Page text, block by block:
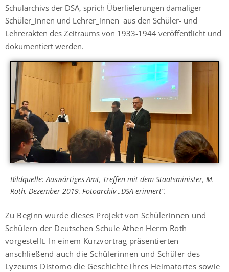
Schularchivs der DSA, sprich Überlieferungen damaliger
Schüler_innen und Lehrer_innen aus den Schüler- und
Lehrerakten des Zeitraums von 1933-1944 veröffentlicht und
dokumentiert werden.
Bildquelle: Auswärtiges Amt, Treffen mit dem Staatsminister, M.
Roth, Dezember 2019, Fotoarchiv „DSA erinnert“.
Zu Beginn wurde dieses Projekt von Schülerinnen und
Schülern der Deutschen Schule Athen Herrn Roth
vorgestellt. In einem Kurzvortrag präsentierten
anschließend auch die Schülerinnen und Schüler des
Lyzeums Distomo die Geschichte ihres Heimatortes sowie